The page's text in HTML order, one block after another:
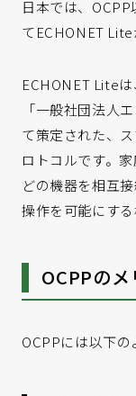
日本では、
てECHONET Lite
ECHONET Lite
「一般社団法人
て策定された、
ロトコルです。
どの機器を相互
操作を可能にす
OCPPのメ
OCPPには以下の